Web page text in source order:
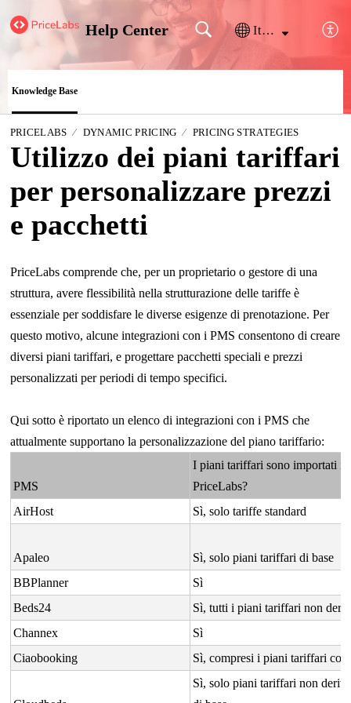
Help Center Italiano
Knowledge Base
PRICELABS DYNAMIC PRICING PRICING STRATEGIES
Utilizzo dei piani tariffari
per personalizzare prezzi
e pacchetti
PriceLabs comprende che, per un proprietario o gestore di una
struttura, avere flessibilità nella strutturazione delle tariffe è
essenziale per soddisfare le diverse esigenze di prenotazione. Per
questo motivo, alcune integrazioni con i PMS consentono di creare
diversi piani tariffari, e progettare pacchetti speciali e prezzi
personalizzati per periodi di tempo specifici.
Qui sotto è riportato un elenco di integrazioni con i PMS che
attualmente supportano la personalizzazione del piano tariffario:
PMS
I piani tariffari sono importati in
PriceLabs?
AirHost
Sì, solo tariffe standard
Apaleo
Sì, solo piani tariffari di base
BBPlanner
Sì
Beds24
Sì, tutti i piani tariffari non
Channex
Sì
Ciaobooking
Sì, compresi i piani tariffari
Sì, solo piani tariffari non